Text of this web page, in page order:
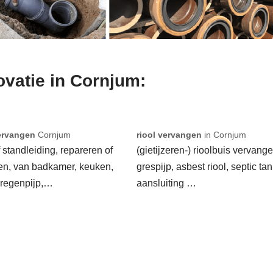
in Cornjum:
Cornjum
standleiding, repareren of
van badkamer, keuken,
riool vervangen in Cornjum
(gietijzeren-) rioolbuis
grespijp, asbest riool, septic
aansluiting …